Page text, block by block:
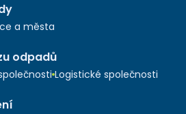
a města
odpadů
Logistické společnosti